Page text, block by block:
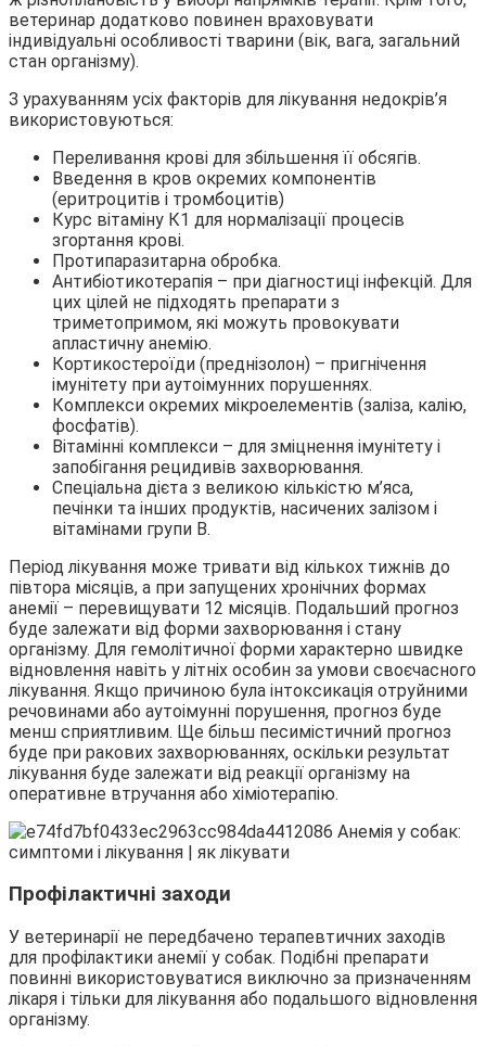
ветеринар додатково повинен враховувати
індивідуальні особливості тварини (вік, вага, загальний
стан організму).
З урахуванням усіх факторів для лікування недокрів’я
використовуються:
Переливання крові для збільшення її обсягів.
Введення в кров окремих компонентів
(еритроцитів і тромбоцитів)
Курс вітаміну К1 для нормалізації процесів
згортання крові.
Протипаразитарна обробка.
Антибіотикотерапія – при діагностиці інфекцій. Для
цих цілей не підходять препарати з
триметопримом, які можуть провокувати
апластичну анемію.
Кортикостероїди (преднізолон) – пригнічення
імунітету при аутоімунних порушеннях.
Комплекси окремих мікроелементів (заліза, калію,
фосфатів).
Вітамінні комплекси – для зміцнення імунітету і
запобігання рецидивів захворювання.
Спеціальна дієта з великою кількістю м’яса,
печінки та інших продуктів, насичених залізом і
вітамінами групи В.
Період лікування може тривати від кількох тижнів до
півтора місяців, а при запущених хронічних формах
анемії – перевищувати 12 місяців. Подальший прогноз
буде залежати від форми захворювання і стану
організму. Для гемолітичної форми характерно швидке
відновлення навіть у літніх особин за умови своєчасного
лікування. Якщо причиною була інтоксикація отруйними
речовинами або аутоімунні порушення, прогноз буде
менш сприятливим. Ще більш песимістичний прогноз
буде при ракових захворюваннях, оскільки результат
лікування буде залежати від реакції організму на
оперативне втручання або хіміотерапію.
Профілактичні заходи
У ветеринарії не передбачено терапевтичних заходів
для профілактики анемії у собак. Подібні препарати
повинні використовуватися виключно за призначенням
лікаря і тільки для лікування або подальшого відновлення
організму.